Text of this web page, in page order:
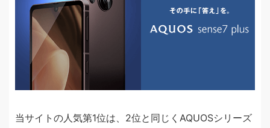
当サイトの人気第1位は、2位と同じくAQUOSシリーズ